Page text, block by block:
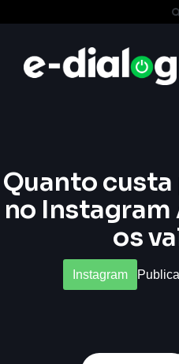
Quanto
no Instagram
os
Instagram